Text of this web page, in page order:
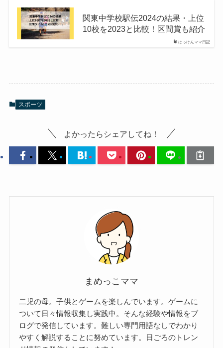
はっけんママ日記
関東中学校駅伝2024の結果・上位
10校を2023と比較！区間賞も紹介
スポーツ
よかったらシェアしてね！
まめっこママ
二児の母。子供とゲームを楽しんでいます。ゲームに
ついて日々情報収集し実践中。そんな経験や情報をブ
ログで発信しています。難しい専門用語なしでわかり
やすく解説することに努めています。日ごろのトレン